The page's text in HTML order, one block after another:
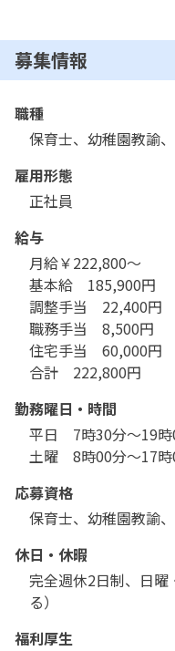
募集情報
職種
保育士、幼稚園教諭
雇用形態
正社員
給与
月給￥222,800〜
基本給　185,900円
調整手当　22,400円
職務手当　8,500円
住宅手当　60,000円
勤務曜日・時間
平日　7時30分～19
土曜　8時00分～17
応募資格
保育士、幼稚園教諭
休日・休暇
完全週休2日制、日
る）
福利厚生